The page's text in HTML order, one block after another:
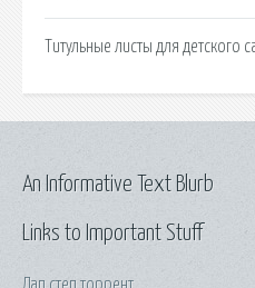
Титульные листы для
Links to Important Stuff
Дап степ торрент
An Informative Text Blurb